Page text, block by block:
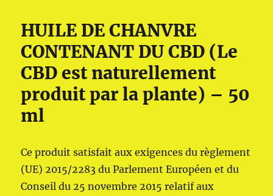
HUILE DE CHANVRE
CONTENANT DU CBD (Le
CBD est naturellement
produit par la plante) – 50
ml
Ce produit satisfait aux exigences du règlement
(UE) 2015/2283 du Parlement Européen et du
Conseil du 25 novembre 2015 relatif aux